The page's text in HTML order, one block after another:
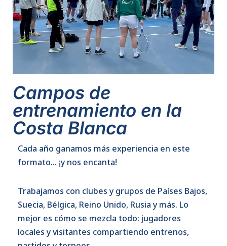
Campos de
entrenamiento en la
Costa Blanca
Cada año ganamos más experiencia en este
formato… ¡y nos encanta!
Trabajamos con clubes y grupos de Países Bajos,
Suecia, Bélgica, Reino Unido, Rusia y más. Lo
mejor es cómo se mezcla todo: jugadores
locales y visitantes compartiendo entrenos,